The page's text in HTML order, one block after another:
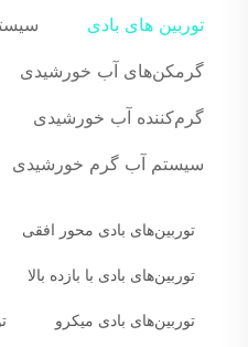
توربین های بادی
گرمکن‌های آب خورشیدی
گرم‌کننده آب خورشیدی
سیستم آب گرم خورشیدی
توربین‌های بادی محور افقی
توربین‌های بادی با بازده بالا
توربین‌های بادی میکرو